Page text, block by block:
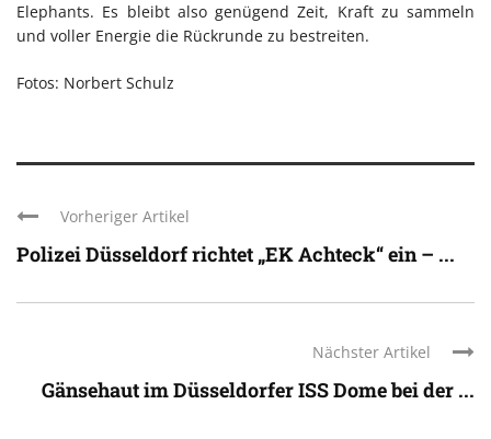
Elephants. Es bleibt also genügend Zeit, Kraft zu sammeln
und voller Energie die Rückrunde zu bestreiten.
Fotos: Norbert Schulz
Vorheriger Artikel
Polizei Düsseldorf richtet „EK Achteck“ ein – ...
Nächster Artikel
Gänsehaut im Düsseldorfer ISS Dome bei der ...